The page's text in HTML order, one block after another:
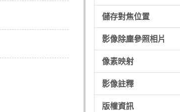
儲存對焦位置
影像除塵參照相片
像素映射
影像註釋
版權資訊